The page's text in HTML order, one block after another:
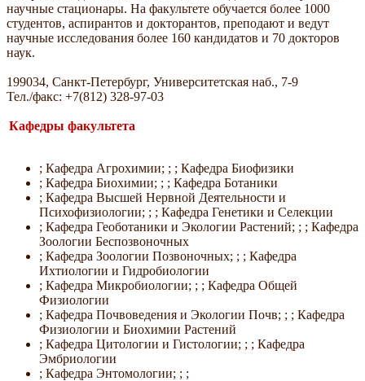
научные стационары. На факультете обучается более 1000
студентов, аспирантов и докторантов, преподают и ведут
научные исследования более 160 кандидатов и 70 докторов
наук.
199034, Санкт-Петербург, Университетская наб., 7-9
Тел./факс: +7(812) 328-97-03
Кафедры факультета
; Кафедра Агрохимии; ; ; Кафедра Биофизики
; Кафедра Биохимии; ; ; Кафедра Ботаники
; Кафедра Высшей Нервной Деятельности и
Психофизиологии; ; ; Кафедра Генетики и Селекции
; Кафедра Геоботаники и Экологии Растений; ; ; Кафедра
Зоологии Беспозвоночных
; Кафедра Зоологии Позвоночных; ; ; Кафедра
Ихтиологии и Гидробиологии
; Кафедра Микробиологии; ; ; Кафедра Общей
Физиологии
; Кафедра Почвоведения и Экологии Почв; ; ; Кафедра
Физиологии и Биохимии Растений
; Кафедра Цитологии и Гистологии; ; ; Кафедра
Эмбриологии
; Кафедра Энтомологии; ; ;